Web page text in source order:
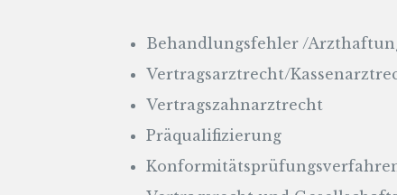
Behandlungsfehler /
Vertragsarztrecht/
Vertragszahnarztrecht
Präqualifizierung